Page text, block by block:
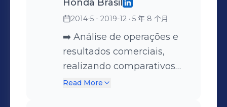
demanda | Análise de
estoque | Sell out | Sell in |
Gestão de inventário |
Análise de mercado |
Estratégia de vendas |
Desenvolvimento de
apresentou relatórios
estratégicos e insights para
clientes internos e
externos, contribuindo para
decisões comerciais e
operacionais assertivas e
de vendas e resultados
para alta gestão.
Planejamento estratégico
de categorias de produtos
(calçados, vestuário,
equipamentos). ➡️
Participação no ciclo de
planejamento estratégico
da empresa e revisão de
planos de longo prazo. ➡️
Coordenação de
estratégias de metas e
Honda Brasil
2014-5 - 2019-12 · 5 年 8 个月
➡️ Análise de operações e
resultados comerciais,
realizando comparativos
para entender os impactos
Read More